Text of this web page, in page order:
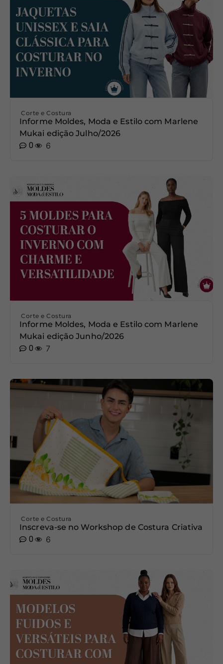
Corte e Costura
Informe Moldes, Moda e Estilo com Marlene
Mukai edição Julho/2026
0
6
Corte e Costura
Informe Moldes, Moda e Estilo com Marlene
Mukai edição Junho/2026
0
7
Corte e Costura
Inscreva-se no Workshop de Costura Criativa
0
6